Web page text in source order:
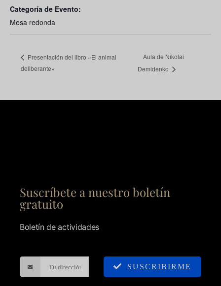
Categoría de Evento:
Mesa redonda
Presentación del libro «El animal
deliberante»
Aula de Nikolai
Demidenko
Suscríbete a nuestro boletín
gratuito
Boletín de actividades
SUSCRIBIRME